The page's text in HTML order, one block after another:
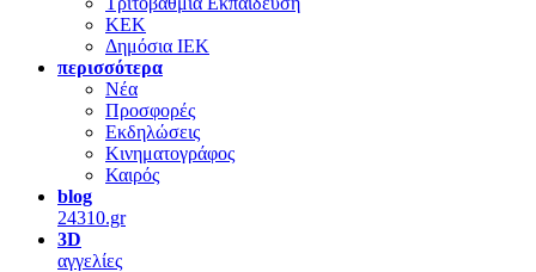
ΚΕΚ
Δημόσια ΙΕΚ
περισσότερα
Νέα
Προσφορές
Εκδηλώσεις
Κινηματογράφος
Καιρός
blog
24310.gr
3D
αγγελίες